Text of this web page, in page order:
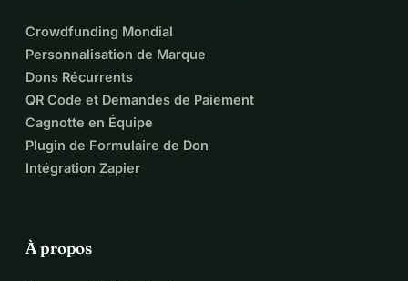
Crowdfunding Mondial
Personnalisation de Marque
Dons Récurrents
QR Code et Demandes de Paiement
Cagnotte en Équipe
Plugin de Formulaire de Don
Intégration Zapier
À propos